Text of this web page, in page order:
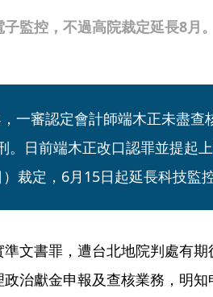
監控，不過高院裁定延長8月
一審認定會計師端木正未盡查
。日前端木正改口認罪並提起
裁定，6月15日起延長科技監控
文書罪，遭台北地院判處有
治獻金申報及查核業務，明知